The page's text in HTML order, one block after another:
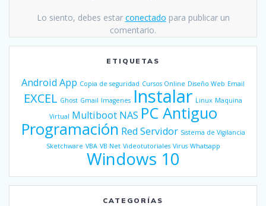
Lo siento, debes estar conectado para publicar un
comentario.
ETIQUETAS
Android App Copia de seguridad Cursos Online Diseño Web Email
EXCEL Ghost Gmail Imagenes Instalar Linux Maquina
Virtual Multiboot NAS PC Antiguo
Programación Red Servidor Sistema de Vigilancia
Sketchware VBA VB Net Videotutoriales Virus Whatsapp
Windows 10
CATEGORÍAS